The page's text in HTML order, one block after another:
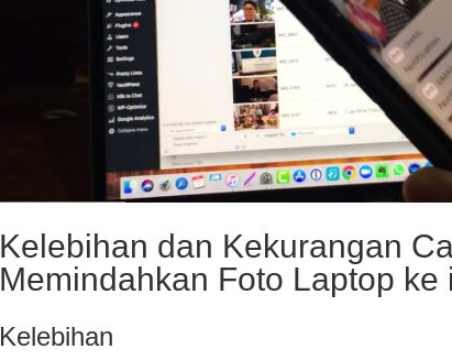
Kelebihan dan Kekurangan
Memindahkan Foto Laptop ke
Kelebihan